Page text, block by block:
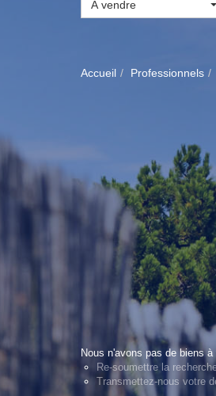
A vendre
Accueil Professionnels
Nous n'avons pas de biens
Re-soumettre la
Transmettez-nous votre